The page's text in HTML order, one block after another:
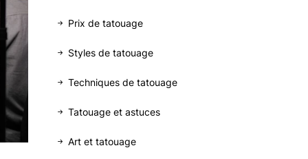
Prix de tatouage
Styles de tatouage
Techniques de tatouage
Tatouage et astuces
Art et tatouage